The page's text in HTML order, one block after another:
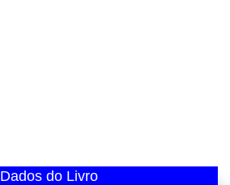
Dados do Livro